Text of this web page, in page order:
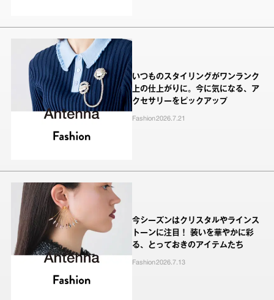
いつものスタイリングがワンランク
上の仕上がりに。今に気になる、ア
クセサリーをピックアップ
Fashion2026.7.21
今シーズンはクリスタルやラインス
トーンに注目！ 装いを華やかに彩
る、とっておきのアイテムたち
Fashion2026.7.13